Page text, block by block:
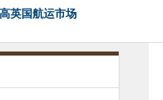
英国航运市场